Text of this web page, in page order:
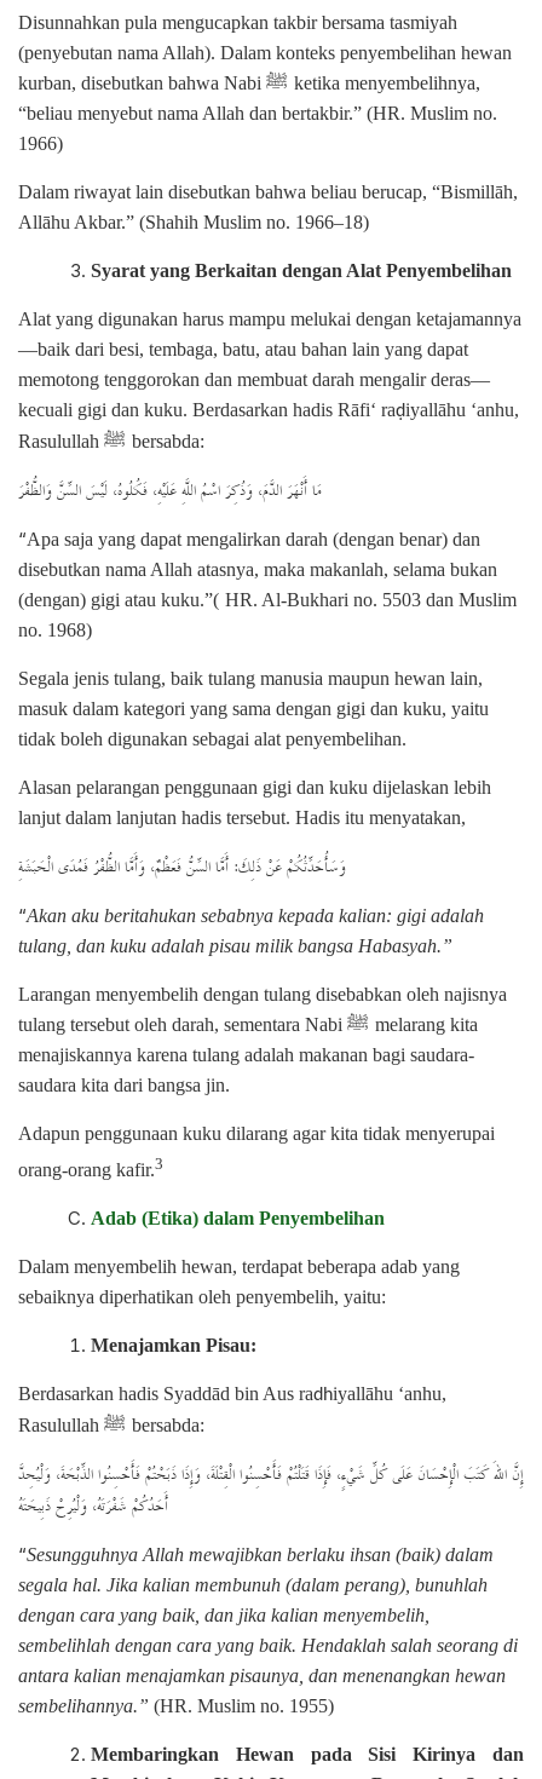
Disunnahkan pula mengucapkan takbir bersama tasmiyah
(penyebutan nama Allah). Dalam konteks penyembelihan hewan
kurban, disebutkan bahwa Nabi
ketika menyembelihnya,
“beliau menyebut nama Allah dan bertakbir.” (HR. Muslim no.
1966)
Dalam riwayat lain disebutkan bahwa beliau berucap, “Bismillāh,
Allāhu Akbar.” (Shahih Muslim no. 1966–18)
Syarat yang Berkaitan dengan Alat Penyembelihan
Alat yang digunakan harus mampu melukai dengan ketajamannya
—baik dari besi, tembaga, batu, atau bahan lain yang dapat
memotong tenggorokan dan membuat darah mengalir deras—
kecuali gigi dan kuku. Berdasarkan hadis Rāfi‘ raḍiyallāhu ‘anhu,
Rasulullah
bersabda:
مَا أَنْهَرَ الدَّمَ، وَذُكِرَ اسْمُ اللَّهِ عَلَيْهِ، فَكُلُوهُ، لَيْسَ السِّنَّ وَالظُّفْرَ
“Apa saja yang dapat mengalirkan darah (dengan benar) dan
disebutkan nama Allah atasnya, maka makanlah, selama bukan
(dengan) gigi atau kuku.”( HR. Al-Bukhari no. 5503 dan Muslim
no. 1968)
Segala jenis tulang, baik tulang manusia maupun hewan lain,
masuk dalam kategori yang sama dengan gigi dan kuku, yaitu
tidak boleh digunakan sebagai alat penyembelihan.
Alasan pelarangan penggunaan gigi dan kuku dijelaskan lebih
lanjut dalam lanjutan hadis tersebut. Hadis itu menyatakan,
وَسَأُحَدِّثُكُمْ عَنْ ذَلِكَ: أَمَّا السِّنُّ فَعَظْمٌ، وَأَمَّا الظُّفْرُ فَمُدَى الْحَبَشَةِ
“Akan aku beritahukan sebabnya kepada kalian: gigi adalah
tulang, dan kuku adalah pisau milik bangsa Habasyah.”
Larangan menyembelih dengan tulang disebabkan oleh najisnya
tulang tersebut oleh darah, sementara Nabi
melarang kita
menajiskannya karena tulang adalah makanan bagi saudara-
saudara kita dari bangsa jin.
Adapun penggunaan kuku dilarang agar kita tidak menyerupai
orang-orang kafir.3
Adab (Etika) dalam Penyembelihan
Dalam menyembelih hewan, terdapat beberapa adab yang
sebaiknya diperhatikan oleh penyembelih, yaitu:
Menajamkan Pisau:
Berdasarkan hadis Syaddād bin Aus radhiyallāhu ‘anhu,
Rasulullah
bersabda:
إِنَّ اللهَ كَتَبَ الْإِحْسَانَ عَلَى كُلِّ شَيْءٍ، فَإِذَا قَتَلْتُمْ فَأَحْسِنُوا الْقِتْلَةَ، وَإِذَا ذَبَحْتُمْ فَأَحْسِنُوا الذِّبْحَةَ، وَلْيُحِدَّ
أَحَدُكُمْ شَفْرَتَهُ، وَلْيُرِحْ ذَبِيحَتَهُ
“Sesungguhnya Allah mewajibkan berlaku ihsan (baik) dalam
segala hal. Jika kalian membunuh (dalam perang), bunuhlah
dengan cara yang baik, dan jika kalian menyembelih,
sembelihlah dengan cara yang baik. Hendaklah salah seorang di
antara kalian menajamkan pisaunya, dan menenangkan hewan
sembelihannya.” (HR. Muslim no. 1955)
Membaringkan Hewan pada Sisi Kirinya dan